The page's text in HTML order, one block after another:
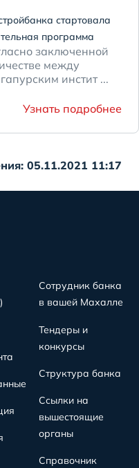
стартовала
программа
заключенной
между
инстит ...
Узнать подробнее
05.11.2021 11:17
Сотрудник банка
в вашей Махалле
Тендеры и
конкурсы
Структура банка
Ссылки на
вышестоящие
органы
Справочник